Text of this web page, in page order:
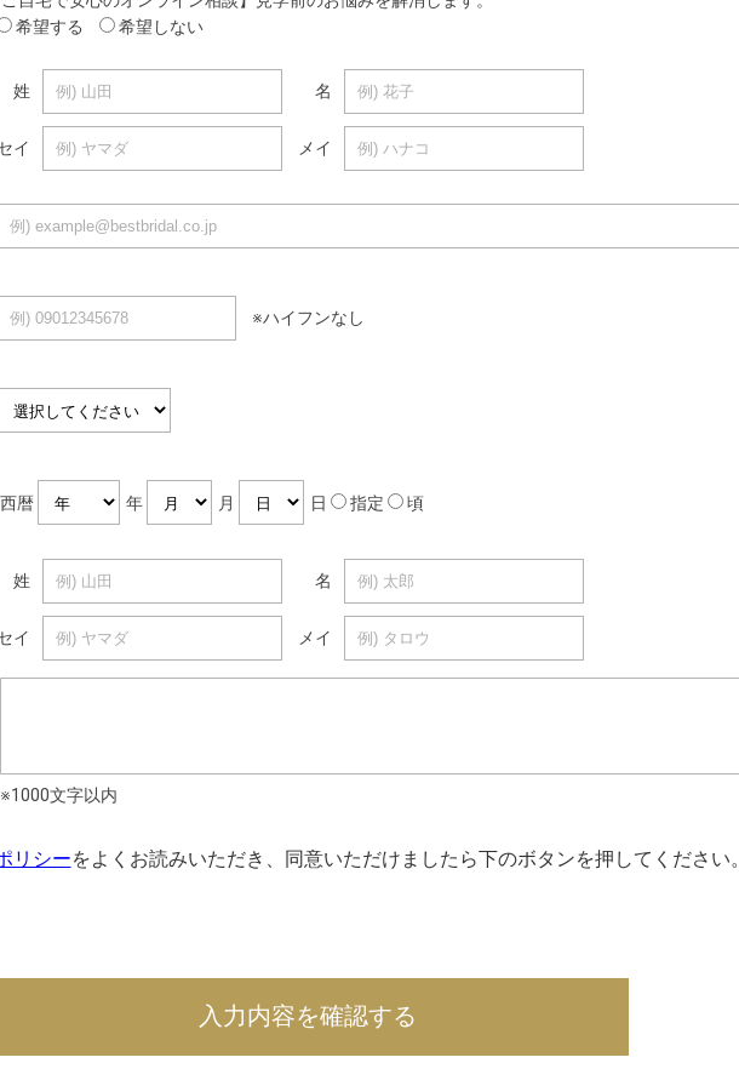
希望する
希望しない
姓 名
イ メイ
※ハイフンなし
西暦 年 月 日 指定 頃
姓 名
イ メイ
※1000文字以内
リシーをよくお読みいただき、同意いただけましたら下のボタンを押してください。